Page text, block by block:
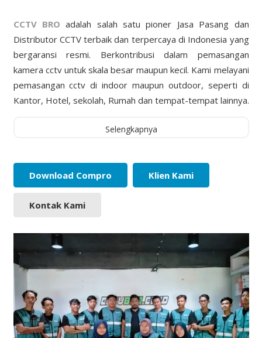
CCTV BRO adalah salah satu pioner Jasa Pasang dan
Distributor CCTV terbaik dan terpercaya di Indonesia yang
bergaransi resmi. Berkontribusi dalam pemasangan
kamera cctv untuk skala besar maupun kecil. Kami melayani
pemasangan cctv di indoor maupun outdoor, seperti di
Kantor, Hotel, sekolah, Rumah dan tempat-tempat lainnya.
Selengkapnya
Download Compro Klien Kami
Kontak Kami